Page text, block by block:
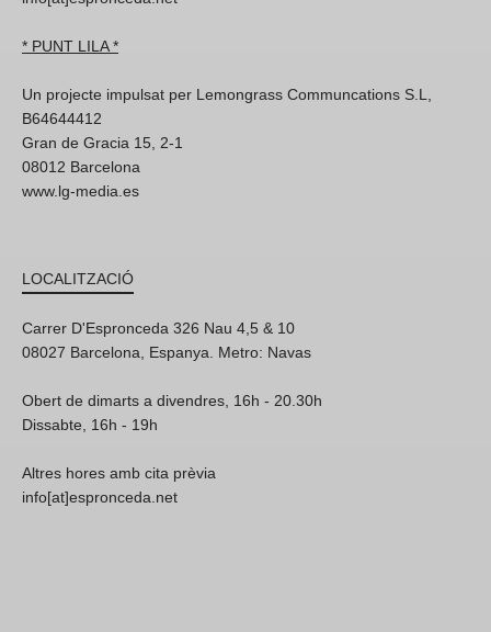
* PUNT LILA *
Un projecte impulsat per Lemongrass Communcations S.L,
B64644412
Gran de Gracia 15, 2-1
08012 Barcelona
www.lg-media.es
LOCALITZACIÓ
Carrer D'Espronceda 326 Nau 4,5 & 10
08027 Barcelona, Espanya. Metro: Navas
Obert de dimarts a divendres, 16h - 20.30h
Dissabte, 16h - 19h
Altres hores amb cita prèvia
info[at]espronceda.net